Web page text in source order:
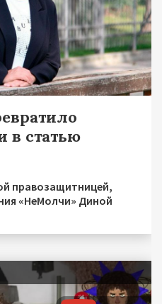
в статью
правозащитницей,
«НеМолчи» Диной